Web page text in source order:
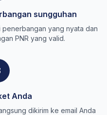
sungguhan
penerbangan yang nyata dan
PNR yang valid.
Anda
dikirim ke email Anda